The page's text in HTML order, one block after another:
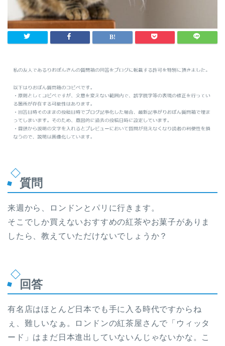
質問
来週から、ロンドンとパリに行きます。
そこでしか買えないおすすめの紅茶やお菓子がありま
したら、教えていただけないでしょうか？
回答
有名店はほとんど日本でも手に入る時代ですからね
ぇ、難しいなぁ。ロンドンの紅茶屋さんで「ウィッタ
ード」はまだ日本進出していないんじゃないかな。こ